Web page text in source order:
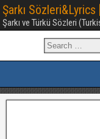
Şarkı
Şarkı ve Türkü Sözleri